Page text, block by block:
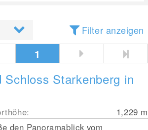
Filter anzeigen
1
Schloss Starkenberg in
1,229 m
den Panoramablick vom